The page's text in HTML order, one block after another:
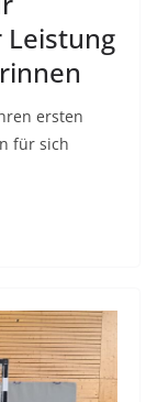
Leistung
ersten
für sich